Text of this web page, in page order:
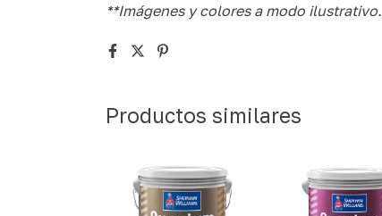
**Imágenes y colores a modo ilustrativo.
Productos similares